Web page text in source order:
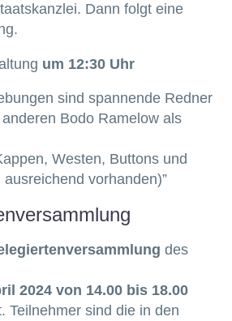
Dann folgt eine
um 12:30 Uhr
sind spannende Redner
Bodo Ramelow als
Westen, Buttons und
vorhanden)”
des
2024 von 14.00 bis 18.00
Teilnehmer sind die in den